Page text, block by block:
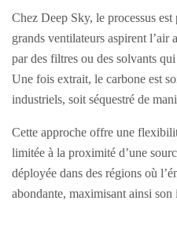
Chez Deep Sky, le processus
grands ventilateurs aspirent l’air
par des filtres ou des solvants
Une fois extrait, le carbone est
industriels, soit séquestré de
Cette approche offre une
limitée à la proximité d’une
déployée dans des régions où
abondante, maximisant ainsi